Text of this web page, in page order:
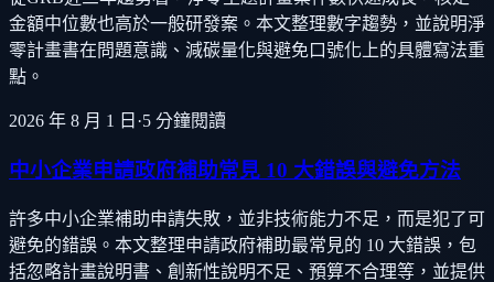
金額中位數也高於一般研發案。本文整理數字趨勢，並說明淨
零計畫書在問題意識、減碳量化與避免口號化上的具體寫法重
點。
2026 年 8 月 1 日 ·5 分鐘閱讀
中小企業申請政府補助常見 10 大錯誤與避免方法
許多中小企業補助申請失敗，並非技術能力不足，而是犯了可
避免的錯誤。本文整理申請政府補助最常見的 10 大錯誤，包
括忽略計畫說明書、創新性說明不足、預算不合理等，並提供